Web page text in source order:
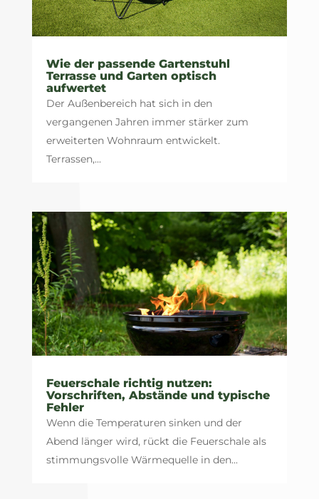
Wie der passende Gartenstuhl
Terrasse und Garten optisch
aufwertet
Der Außenbereich hat sich in den
vergangenen Jahren immer stärker zum
erweiterten Wohnraum entwickelt.
Terrassen,...
Feuerschale richtig nutzen:
Vorschriften, Abstände und typische
Fehler
Wenn die Temperaturen sinken und der
Abend länger wird, rückt die Feuerschale als
stimmungsvolle Wärmequelle in den...